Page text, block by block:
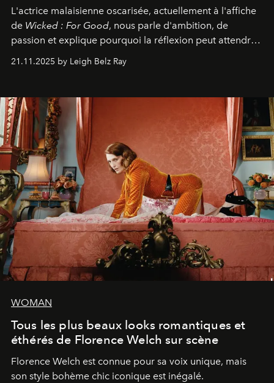
L'actrice malaisienne oscarisée, actuellement à l'affiche
de Wicked : For Good, nous parle d'ambition, de
passion et explique pourquoi la réflexion peut attendre.
Elle avoue :
"C'est libérateur d'interpréter un
personnage qui dit : 'C'est mon désir, mon ambition, ma
21.11.2025 by Leigh Belz Ray
WOMAN
Tous les plus beaux looks romantiques et
éthérés de Florence Welch sur scène
Florence Welch est connue pour sa voix unique, mais
son style bohème chic iconique est inégalé.